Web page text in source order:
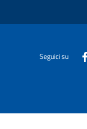
Seguici su